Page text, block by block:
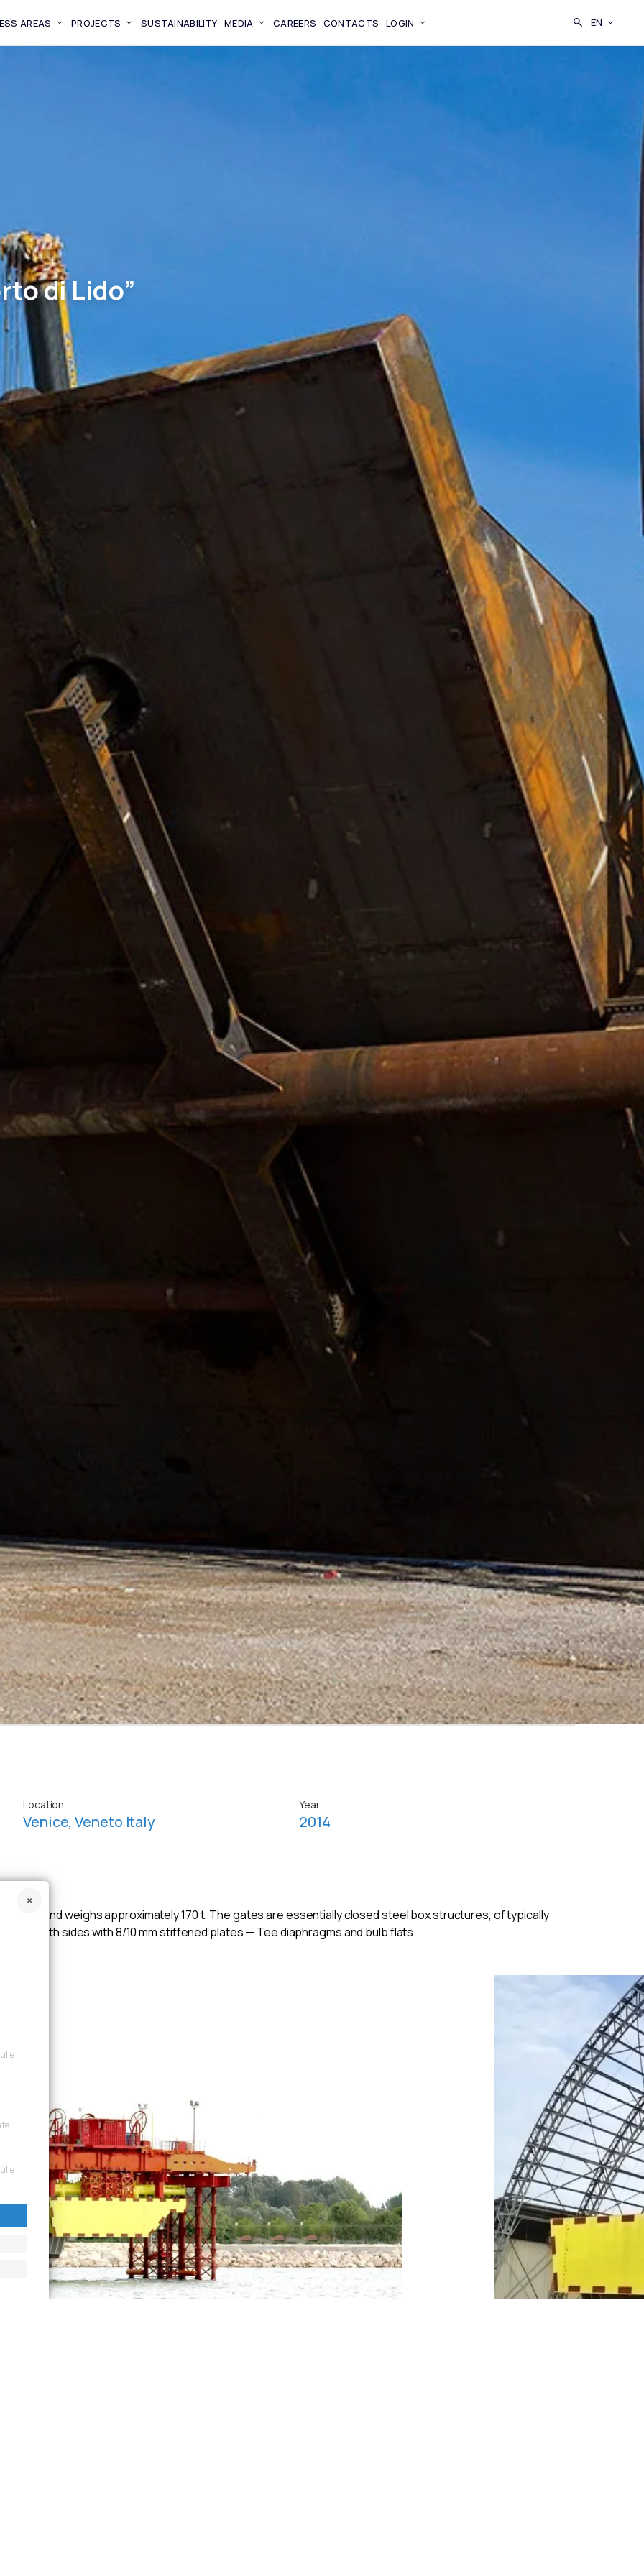
AREAS PROJECTS SUSTAINABILITY MEDIA CAREERS CONTACTS LOGIN SEARCH
CAMBIA
EN
di Lido”
Location
Venice, Veneto Italy
Year
2014
x 3.6 m and weighs approximately 170 t. The gates are essentially closed steel box structures, of typically
on both sides with 8/10 mm stiffened plates — Tee diaphragms and bulb flats.